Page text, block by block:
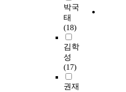
박국
태
(18)
김학
성
(17)
권재